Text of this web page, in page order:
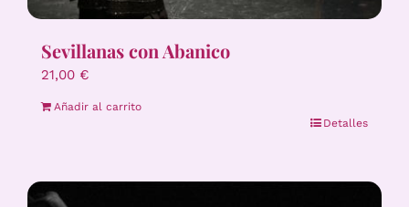
Sevillanas con Abanico
21,00 €
Añadir al carrito
Detalles